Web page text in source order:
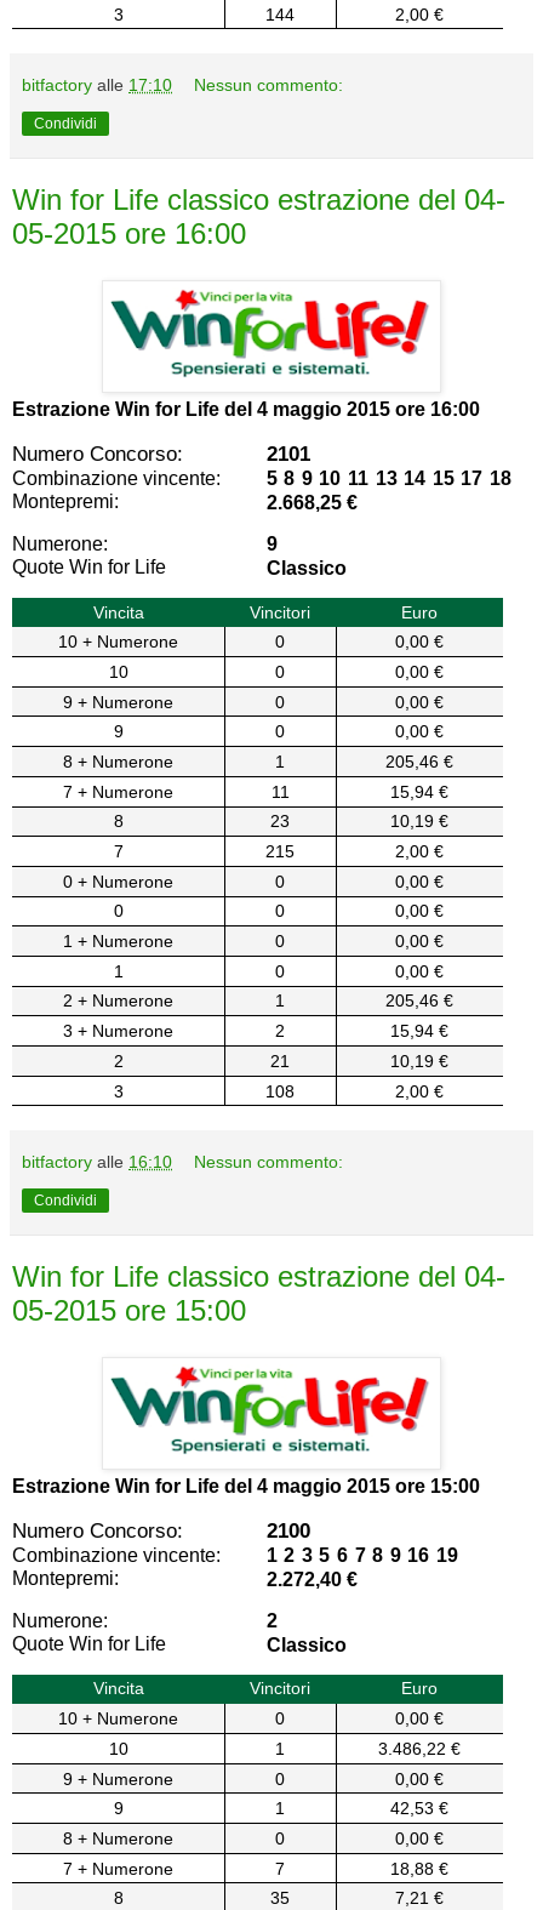
3 144 2,00 €
bitfactory alle 17:10 Nessun commento:
Condividi
Win for Life classico estrazione del 04-
05-2015 ore 16:00
Estrazione Win for Life del 4 maggio 2015 ore 16:00
Numero Concorso: 2101
Combinazione vincente:
5 8 9 10 11 13 14 15 17 18
Montepremi:
2.668,25 €
Numerone:
9
Quote Win for Life
Classico
Vincita Vincitori
Euro
10 + Numerone
0
0,00 €
10
0
0,00 €
9 + Numerone
0
0,00 €
9
0
0,00 €
8 + Numerone
1
205,46 €
7 + Numerone
11
15,94 €
8
23
10,19 €
7
215
2,00 €
0 + Numerone
0
0,00 €
0
0
0,00 €
1 + Numerone
0
0,00 €
1
0
0,00 €
2 + Numerone
1
205,46 €
3 + Numerone
2
15,94 €
2
21
10,19 €
3
108 2,00 €
bitfactory alle 16:10 Nessun commento:
Condividi
Win for Life classico estrazione del 04-
05-2015 ore 15:00
Estrazione Win for Life del 4 maggio 2015 ore 15:00
Numero Concorso: 2100
Combinazione vincente:
1 2 3 5 6 7 8 9 16 19
Montepremi:
2.272,40 €
Numerone:
2
Quote Win for Life
Classico
Vincita Vincitori
Euro
10 + Numerone
0
0,00 €
10
1
3.486,22 €
9 + Numerone
0
0,00 €
9
1
42,53 €
8 + Numerone
0
0,00 €
7 + Numerone
7
18,88 €
8
35
7,21 €